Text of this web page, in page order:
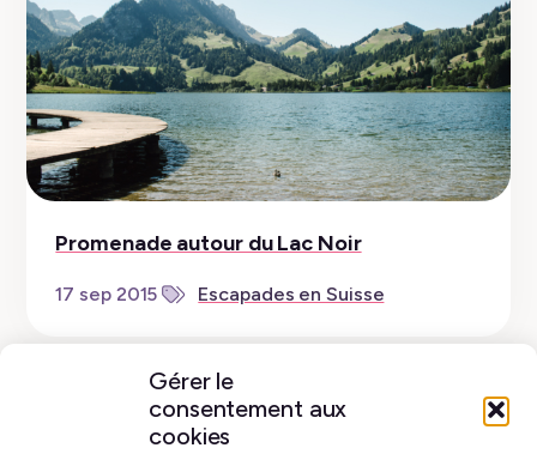
Gérer le
consentement aux
cookies
Promenade autour du Lac Noir
17 sep 2015 Escapades en Suisse